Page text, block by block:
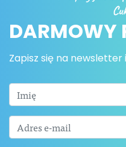
DARMOWY
Zapisz się na